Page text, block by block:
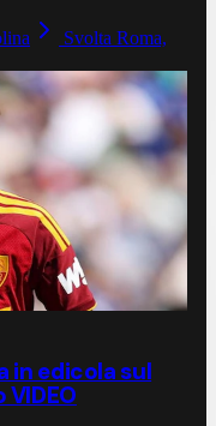
Svolta Roma,
in edicola sul